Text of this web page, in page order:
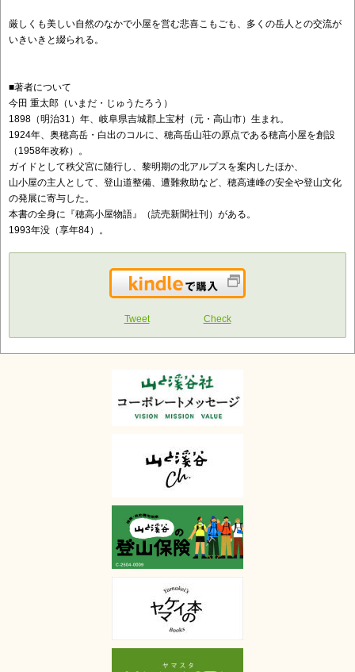
厳しくも美しい自然のなかで小屋を営む悲喜こもごも、多くの岳人との交流が
いきいきと綴られる。
■著者について
今田 重太郎（いまだ・じゅうたろう）
1898（明治31）年、岐阜県吉城郡上宝村（元・高山市）生まれ。
1924年、奥穂高岳・白出のコルに、穂高岳山荘の原点である穂高小屋を創設
（1958年改称）。
ガイドとして秩父宮に随行し、黎明期の北アルプスを案内したほか、
山小屋の主人として、登山道整備、遭難救助など、穂高連峰の安全や登山文化
の発展に寄与した。
本書の全身に『穂高小屋物語』（読売新聞社刊）がある。
1993年没（享年84）。
Kindleで購入
Tweet Check